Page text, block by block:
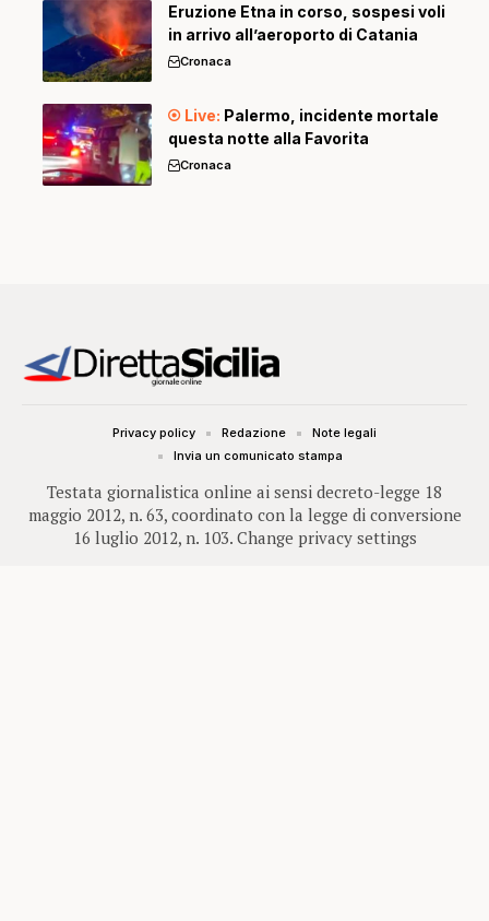
Eruzione Etna in corso, sospesi voli
in arrivo all’aeroporto di Catania
Cronaca
Palermo, incidente mortale
questa notte alla Favorita
Cronaca
Testata giornalistica online ai sensi decreto-legge 18
maggio 2012, n. 63, coordinato con la legge di conversione
16 luglio 2012, n. 103. Change privacy settings
Privacy policy Redazione
Note legali
Invia un comunicato stampa